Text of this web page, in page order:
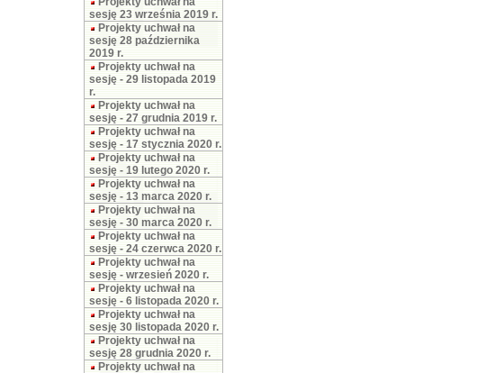
sesję 23 września 2019 r.
Projekty uchwał na
sesję 28 października
2019 r.
Projekty uchwał na
sesję - 29 listopada 2019
r.
Projekty uchwał na
sesję - 27 grudnia 2019 r.
Projekty uchwał na
sesję - 17 stycznia 2020 r.
Projekty uchwał na
sesję - 19 lutego 2020 r.
Projekty uchwał na
sesję - 13 marca 2020 r.
Projekty uchwał na
sesję - 30 marca 2020 r.
Projekty uchwał na
sesję - 24 czerwca 2020 r.
Projekty uchwał na
sesję - wrzesień 2020 r.
Projekty uchwał na
sesję - 6 listopada 2020 r.
Projekty uchwał na
sesję 30 listopada 2020 r.
Projekty uchwał na
sesję 28 grudnia 2020 r.
Projekty uchwał na